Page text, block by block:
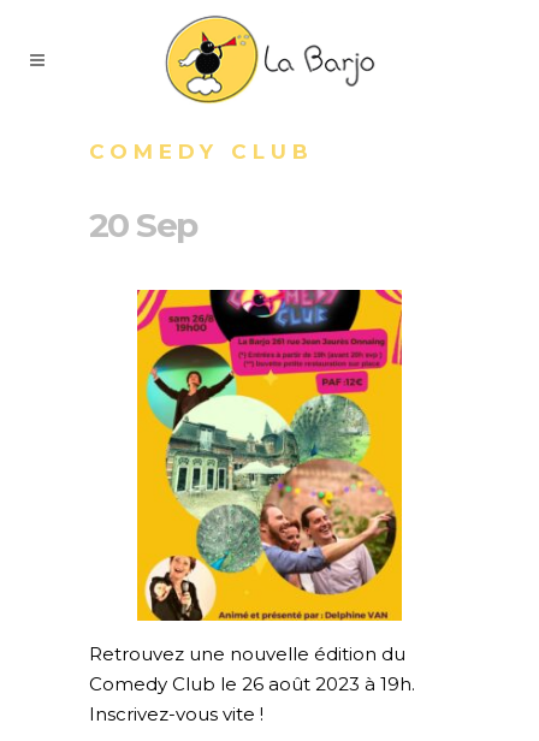
COMEDY CLUB
20 Sep
Retrouvez une nouvelle édition du
Comedy Club le 26 août 2023 à 19h.
Inscrivez-vous vite !